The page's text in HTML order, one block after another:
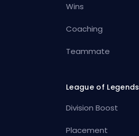
Wins
Coaching
Teammate
League of Legends
Division Boost
Placement